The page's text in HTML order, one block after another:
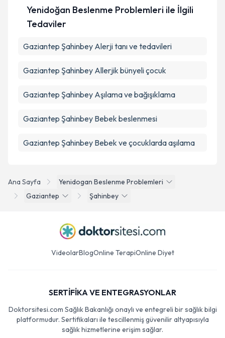
Ana Sayfa
Yenidogan Beslenme Problemleri
Gaziantep
Şahinbey
Yenidoğan Beslenme Problemleri ile İlgili
Tedaviler
Gaziantep Şahinbey Alerji tanı ve tedavileri
Gaziantep Şahinbey Allerjik bünyeli çocuk
Gaziantep Şahinbey Aşılama ve bağışıklama
Gaziantep Şahinbey Bebek beslenmesi
Gaziantep Şahinbey Bebek ve çocuklarda aşılama
VideolarBlogOnline TerapiOnline Diyet
SERTİFİKA VE ENTEGRASYONLAR
Doktorsitesi.com Sağlık Bakanlığı onaylı ve entegreli bir sağlık bilgi
platformudur. Sertifikaları ile tescillenmiş güvenilir altyapısıyla
sağlık hizmetlerine erişim sağlar.